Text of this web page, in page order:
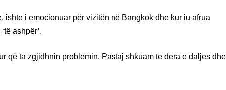
ishte i emocionuar për vizitën në Bangkok dhe kur iu afrua
ashpër’.
që ta zgjidhnin problemin. Pastaj shkuam te dera e daljes dhe